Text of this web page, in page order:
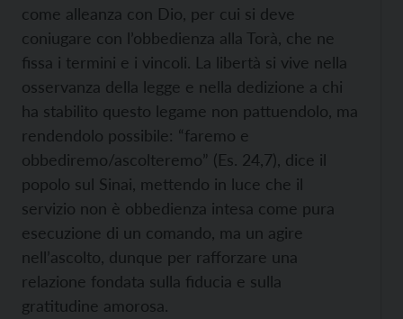
come alleanza con Dio, per cui si deve
coniugare con l’obbedienza alla Torà, che ne
fissa i termini e i vincoli. La libertà si vive nella
osservanza della legge e nella dedizione a chi
ha stabilito questo legame non pattuendolo, ma
rendendolo possibile: “faremo e
obbediremo/ascolteremo” (Es. 24,7), dice il
popolo sul Sinai, mettendo in luce che il
servizio non è obbedienza intesa come pura
esecuzione di un comando, ma un agire
nell’ascolto, dunque per rafforzare una
relazione fondata sulla fiducia e sulla
gratitudine amorosa.